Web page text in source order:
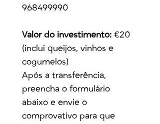
968499990
Valor do investimento: €20
(inclui queijos, vinhos e
cogumelos)
Após a transferência,
preencha o formulário
abaixo e envie o
comprovativo para que